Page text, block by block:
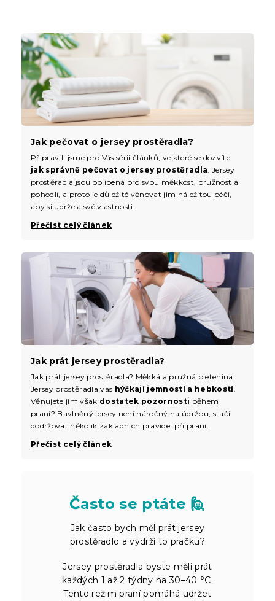
Jak prát jersey prostěradla?
Jak prát jersey prostěradla? Měkká a pružná pletenina.
Jersey prostěradla vás hýčkají jemností a hebkostí.
Věnujete jim však dostatek pozornosti během
praní? Bavlněný jersey není náročný na údržbu, stačí
dodržovat několik základních pravidel při praní.
Přečíst celý článek
Jak pečovat o jersey prostěradla?
Připravili jsme pro Vás sérii článků, ve které se dozvíte
jak správně pečovat o jersey prostěradla . Jersey
prostěradla jsou oblíbená pro svou měkkost, pružnost a
pohodlí, a proto je důležité věnovat jim náležitou péči,
aby si udržela své vlastnosti.
Přečíst celý článek
Často se ptáte 🙋
Jak často bych měl prát jersey
prostěradlo a vydrží to pračku?
Jersey prostěradla byste měli prát
každých 1 až 2 týdny na 30–40 °C.
Tento režim praní pomáhá udržet